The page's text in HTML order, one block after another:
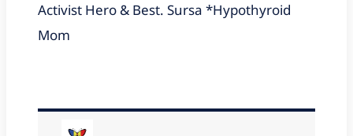
Activist Hero & Best. Sursa *Hypothyroid
Mom